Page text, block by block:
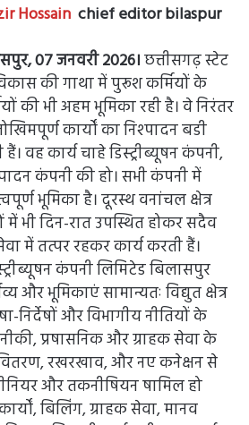
Hossain chief editor bilaspur
07 जनवरी 2026।छत्तीसगढ़ स्टेट
की गाथा में पुरूश कर्मियों के
की भी अहम भूमिका रही है। वे निरंतर
कार्यों का निश्पादन बडी
वह कार्य चाहे डिस्ट्रीब्यूषन कंपनी,
कंपनी की हो। सभी कंपनी में
भूमिका है। दूरस्थ वनांचल क्षेत्र
में भी दिन-रात उपस्थित होकर सदैव
में तत्पर रहकर कार्य करती हैं।
कंपनी लिमिटेड बिलासपुर
और भूमिकाएं सामान्यतः विद्युत क्षेत्र
निर्देषों और विभागीय नीतियों के
प्रषासनिक और ग्राहक सेवा के
वितरण, रखरखाव, और नए कनेक्षन से
और तकनीषियन षामिल हो
बिलिंग, ग्राहक सेवा, मानव